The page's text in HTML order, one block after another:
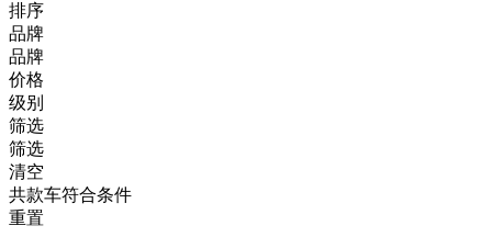
排序
品牌
品牌
价格
级别
筛选
筛选
清空
共款车符合条件
重置